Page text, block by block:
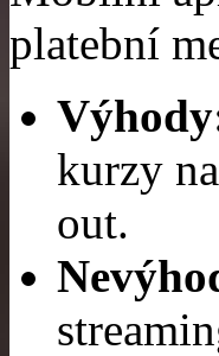
platební
kurzy
out.